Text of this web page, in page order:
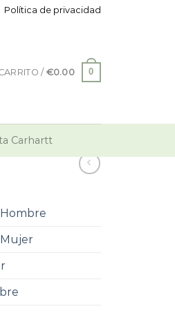
Política de privacidad
/ €0.00 0
Carhartt